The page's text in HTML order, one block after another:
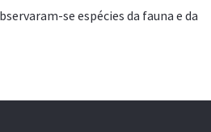
se espécies da fauna e da